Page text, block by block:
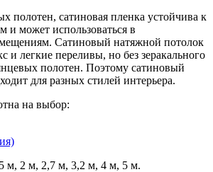
полотен, сатиновая пленка устойчива к
и может использоваться в
Сатиновый натяжной потолок
и легкие переливы, но без зеракального
полотен. Поэтому сатиновый
для разных стилей интерьера.
на выбор:
м, 2 м, 2,7 м, 3,2 м, 4 м, 5 м.